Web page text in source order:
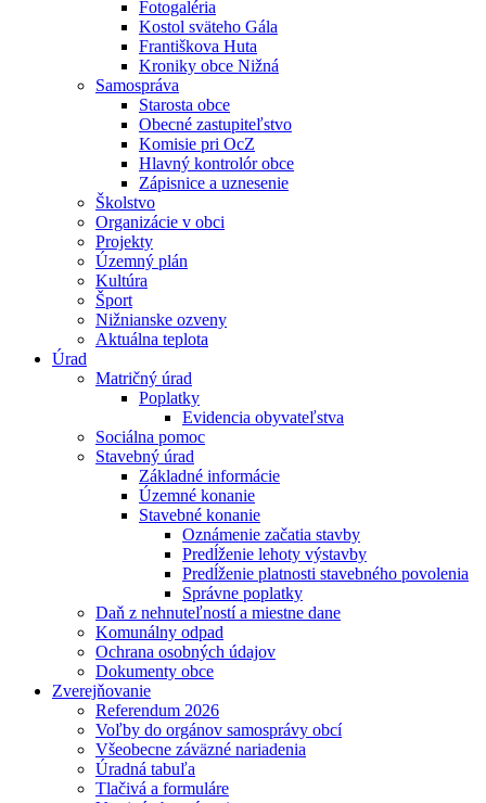
Fotogaléria
Kostol sväteho Gála
Františkova Huta
Kroniky obce Nižná
Samospráva
Starosta obce
Obecné zastupiteľstvo
Komisie pri OcZ
Hlavný kontrolór obce
Zápisnice a uznesenie
Školstvo
Organizácie v obci
Projekty
Územný plán
Kultúra
Šport
Nižnianske ozveny
Aktuálna teplota
Úrad
Matričný úrad
Poplatky
Evidencia obyvateľstva
Sociálna pomoc
Stavebný úrad
Základné informácie
Územné konanie
Stavebné konanie
Oznámenie začatia stavby
Predĺženie lehoty výstavby
Predĺženie platnosti stavebného povolenia
Správne poplatky
Daň z nehnuteľností a miestne dane
Komunálny odpad
Ochrana osobných údajov
Dokumenty obce
Zverejňovanie
Referendum 2026
Voľby do orgánov samosprávy obcí
Všeobecne záväzné nariadenia
Úradná tabuľa
Tlačivá a formuláre